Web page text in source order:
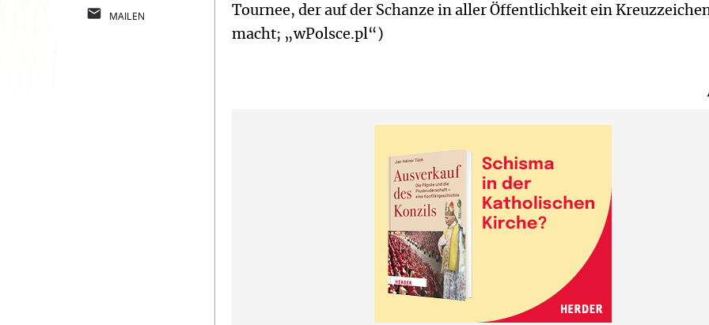
Tournee, der auf der Schanze in aller Öffentlichkeit ein
macht; „wPolsce.pl“)
MAILEN